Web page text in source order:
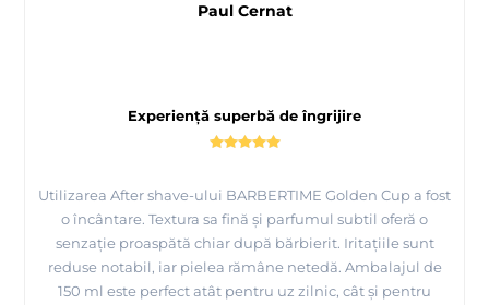
Experiență superbă de îngrijire
Utilizarea After shave-ului BARBERTIME Golden Cup a fost
o încântare. Textura sa fină și parfumul subtil oferă o
senzație proaspătă chiar după bărbierit. Iritațiile sunt
reduse notabil, iar pielea rămâne netedă. Ambalajul de
150 ml este perfect atât pentru uz zilnic, cât și pentru
Paul Cernat